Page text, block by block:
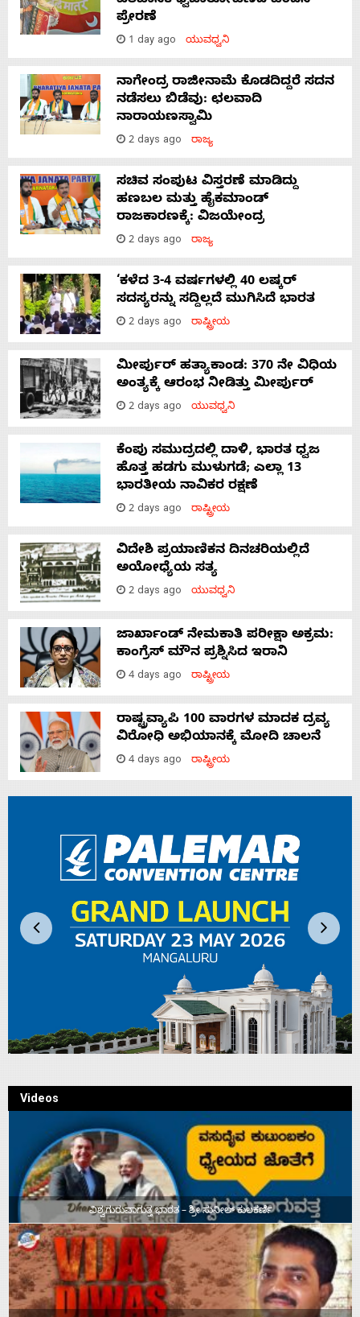
ಪ್ರೇರಣೆ
1 day ago ಯುವಧ್ವನಿ
ನಾಗೇಂದ್ರ ರಾಜೀನಾಮೆ ಕೊಡದಿದ್ದರೆ ಸದನ
ನಡೆಸಲು ಬಿಡೆವು: ಛಲವಾದಿ
ನಾರಾಯಣಸ್ವಾಮಿ
2 days ago ರಾಜ್ಯ
ಸಚಿವ ಸಂಪುಟ ವಿಸ್ತರಣೆ ಮಾಡಿದ್ದು
ಹಣಬಲ ಮತ್ತು ಹೈಕಮಾಂಡ್
ರಾಜಕಾರಣಕ್ಕೆ: ವಿಜಯೇಂದ್ರ
2 days ago ರಾಜ್ಯ
‘ಕಳೆದ 3-4 ವರ್ಷಗಳಲ್ಲಿ 40 ಲಷ್ಕರ್
ಸದಸ್ಯರನ್ನು ಸದ್ದಿಲ್ಲದೆ ಮುಗಿಸಿದೆ ಭಾರತ
2 days ago ರಾಷ್ಟ್ರೀಯ
ಮೀರ್ಪುರ್ ಹತ್ಯಾಕಾಂಡ: 370 ನೇ ವಿಧಿಯ
ಅಂತ್ಯಕ್ಕೆ ಆರಂಭ ನೀಡಿತ್ತು ಮೀರ್ಪುರ್
2 days ago ಯುವಧ್ವನಿ
ಕೆಂಪು ಸಮುದ್ರದಲ್ಲಿ ದಾಳಿ, ಭಾರತ ಧ್ವಜ
ಹೊತ್ತ ಹಡಗು ಮುಳುಗಡೆ; ಎಲ್ಲಾ 13
ಭಾರತೀಯ ನಾವಿಕರ ರಕ್ಷಣೆ
2 days ago ರಾಷ್ಟ್ರೀಯ
ವಿದೇಶಿ ಪ್ರಯಾಣಿಕನ ದಿನಚರಿಯಲ್ಲಿದೆ
ಅಯೋಧ್ಯೆಯ ಸತ್ಯ
2 days ago ಯುವಧ್ವನಿ
ಜಾರ್ಖಾಂಡ್‌ ನೇಮಕಾತಿ ಪರೀಕ್ಷಾ ಅಕ್ರಮ:
ಕಾಂಗ್ರೆಸ್‌ ಮೌನ ಪ್ರಶ್ನಿಸಿದ ಇರಾನಿ
4 days ago ರಾಷ್ಟ್ರೀಯ
ರಾಷ್ಟ್ರವ್ಯಾಪಿ 100 ವಾರಗಳ ಮಾದಕ ದ್ರವ್ಯ
ವಿರೋಧಿ ಅಭಿಯಾನಕ್ಕೆ ಮೋದಿ ಚಾಲನೆ
4 days ago ರಾಷ್ಟ್ರೀಯ
Videos
ವಿಶ್ವಗುರುವಾಗುತ್ತ ಭಾರತ – ಶ್ರೀ ಸುನೀಲ್‌ ಕುಲಕರ್ಣಿ